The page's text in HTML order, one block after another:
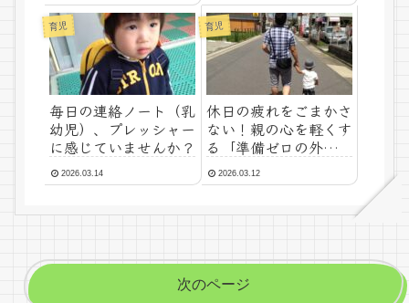
育児
毎日の連絡ノート（乳
幼児）、プレッシャー
に感じていませんか？
2026.03.14
育児
休日の疲れをごまかさ
ない！親の心を軽くす
る「準備ゼロの外遊
び」
2026.03.12
次のページ